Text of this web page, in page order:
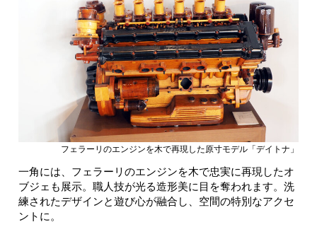
フェラーリのエンジンを木で再現した原寸モデル「デイトナ」
一角には、フェラーリのエンジンを木で忠実に再現したオ
ブジェも展示。職人技が光る造形美に目を奪われます。洗
練されたデザインと遊び心が融合し、空間の特別なアクセ
ントに。